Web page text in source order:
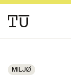
MILJØ